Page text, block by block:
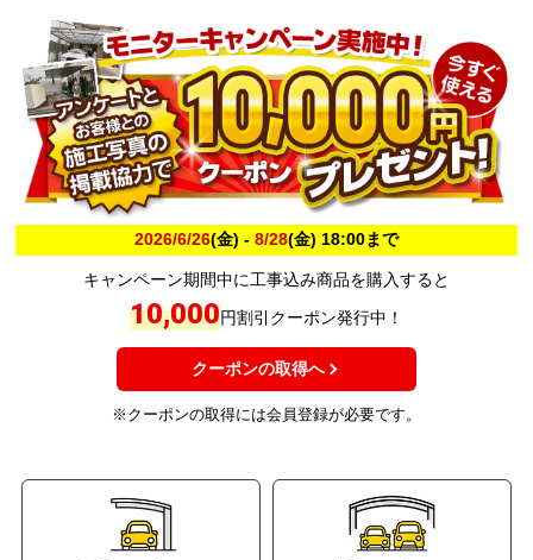
2026/6/26(金) - 8/28(金) 18:00まで
キャンペーン期間中に工事込み商品を購入すると
10,000円割引クーポン発行中！
クーポンの取得へ
※クーポンの取得には会員登録が必要です。